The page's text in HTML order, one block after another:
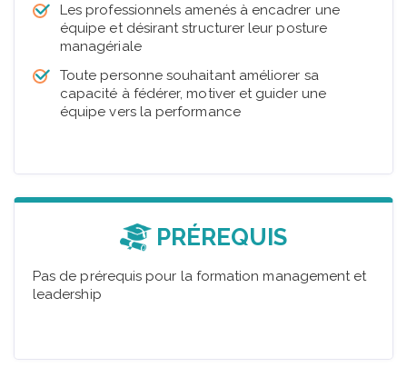
Les professionnels amenés à encadrer une
équipe et désirant structurer leur posture
managériale
Toute personne souhaitant améliorer sa
capacité à fédérer, motiver et guider une
équipe vers la performance
PRÉREQUIS
Pas de prérequis pour la formation management et
leadership